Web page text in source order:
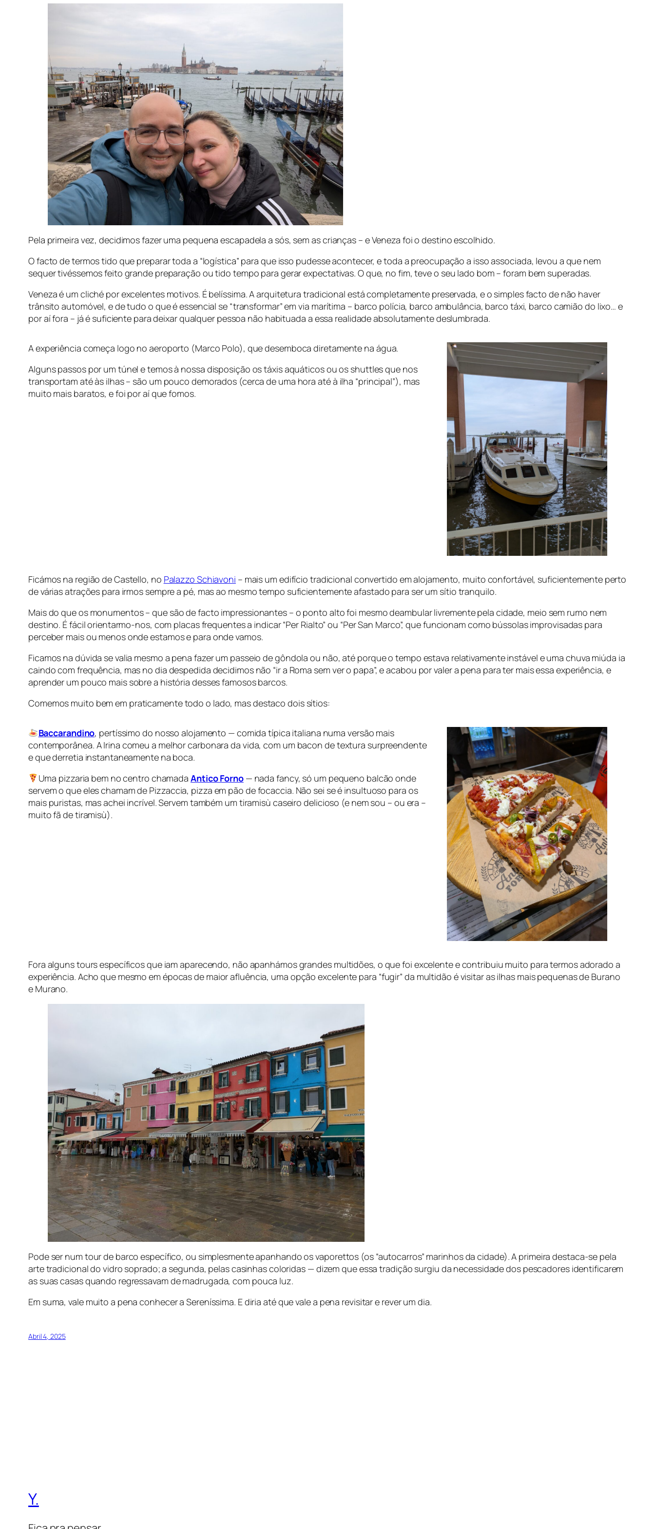
Pela primeira vez, decidimos fazer uma pequena escapadela a sós, sem as crianças – e Veneza foi o destino escolhido.
O facto de termos tido que preparar toda a “logística” para que isso pudesse acontecer, e toda a preocupação a isso associada, levou a que nem
sequer tivéssemos feito grande preparação ou tido tempo para gerar expectativas. O que, no fim, teve o seu lado bom – foram bem superadas.
Veneza é um cliché por excelentes motivos. É belíssima. A arquitetura tradicional está completamente preservada, e o simples facto de não haver
trânsito automóvel, e de tudo o que é essencial se “transformar” em via marítima – barco polícia, barco ambulância, barco táxi, barco camião do lixo… e
por aí fora – já é suficiente para deixar qualquer pessoa não habituada a essa realidade absolutamente deslumbrada.
A experiência começa logo no aeroporto (Marco Polo), que desemboca diretamente na água.
Alguns passos por um túnel e temos à nossa disposição os táxis aquáticos ou os shuttlesque nos
transportam até às ilhas – são um pouco demorados (cerca de uma hora até à ilha “principal”), mas
muito mais baratos, e foi por aí que fomos.
Ficámos na região de Castello, no Palazzo Schiavoni – mais um edifício tradicional convertido em alojamento, muito confortável, suficientemente perto
de várias atrações para irmos sempre a pé, mas ao mesmo tempo suficientemente afastado para ser um sítio tranquilo.
Mais do que os monumentos – que são de facto impressionantes – o ponto alto foi mesmo deambular livremente pela cidade, meio sem rumo nem
destino. É fácil orientarmo-nos, com placas frequentes a indicar “Per Rialto” ou “Per San Marco”, que funcionam como bússolas improvisadas para
perceber mais ou menos onde estamos e para onde vamos.
Ficamos na dúvida se valia mesmo a pena fazer um passeio de gôndola ou não, até porque o tempo estava relativamente instável e uma chuva miúda ia
caindo com frequência, mas no dia despedida decidimos não “ir a Roma sem ver o papa”, e acabou por valer a pena para ter mais essa experiência, e
aprender um pouco mais sobre a história desses famosos barcos.
Comemos muito bem em praticamente todo o lado, mas destaco dois sítios:
Baccarandino, pertíssimo do nosso alojamento — comida típica italiana numa versão mais
contemporânea. A Irina comeu a melhor carbonara da vida, com um bacon de textura surpreendente
e que derretia instantaneamente na boca.
Uma pizzaria bem no centro chamada Antico Forno— nada fancy, só um pequeno balcão onde
servem o que eles chamam de Pizzaccia, pizza em pão de focaccia. Não sei se é insultuoso para os
mais puristas, mas achei incrível. Servem também um tiramisù caseiro delicioso (e nem sou – ou era –
muito fã de tiramisù).
Fora alguns tours específicos que iam aparecendo, não apanhámos grandes multidões, o que foi excelente e contribuiu muito para termos adorado a
experiência. Acho que mesmo em épocas de maior afluência, uma opção excelente para “fugir” da multidão é visitar as ilhas mais pequenas de Burano
e Murano.
Pode ser num tour de barco específico, ou simplesmente apanhando osvaporettos (os “autocarros” marinhos da cidade). A primeira destaca-se pela
arte tradicional do vidro soprado; a segunda, pelas casinhas coloridas — dizem que essa tradição surgiu da necessidade dos pescadores identificarem
as suas casas quando regressavam de madrugada, com pouca luz.
Em suma, vale muito a pena conhecer a Sereníssima. E diria até que vale a pena revisitar e rever um dia.
Abril 4, 2025
Y.